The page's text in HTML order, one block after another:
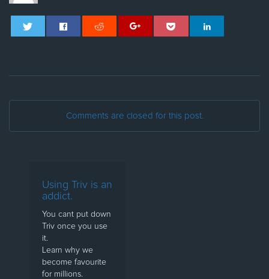
Comments are closed for this post.
Using Triv is an
addict.
You cant put down
Triv once you use
it.
Learn why we
become favourite
for millions.